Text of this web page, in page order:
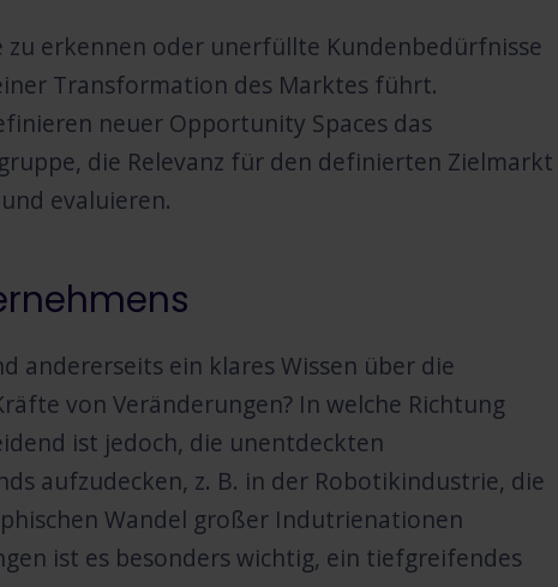
erkennen oder unerfüllte Kundenbedürfnisse
Transformation des Marktes führt.
neuer Opportunity Spaces das
die Relevanz für den definierten Zielmarkt
evaluieren.
andererseits ein klares Wissen über die
von Veränderungen? In welche Richtung
ist jedoch, die unentdeckten
aufzudecken, z. B. in der Robotikindustrie, die
Wandel großer Indutrienationen
ist es besonders wichtig, ein tiefgreifendes